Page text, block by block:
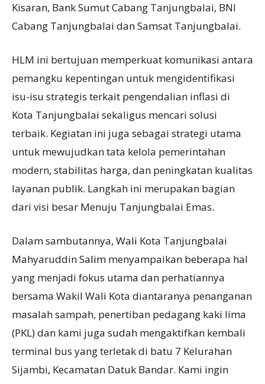
Kisaran, Bank Sumut Cabang Tanjungbalai, BNI
Cabang Tanjungbalai dan Samsat Tanjungbalai.
HLM ini bertujuan memperkuat komunikasi antara
pemangku kepentingan untuk mengidentifikasi
isu-isu strategis terkait pengendalian inflasi di
Kota Tanjungbalai sekaligus mencari solusi
terbaik. Kegiatan ini juga sebagai strategi utama
untuk mewujudkan tata kelola pemerintahan
modern, stabilitas harga, dan peningkatan kualitas
layanan publik. Langkah ini merupakan bagian
dari visi besar Menuju Tanjungbalai Emas.
Dalam sambutannya, Wali Kota Tanjungbalai
Mahyaruddin Salim menyampaikan beberapa hal
yang menjadi fokus utama dan perhatiannya
bersama Wakil Wali Kota diantaranya penanganan
masalah sampah, penertiban pedagang kaki lima
(PKL) dan kami juga sudah mengaktifkan kembali
terminal bus yang terletak di batu 7 Kelurahan
Sijambi, Kecamatan Datuk Bandar. Kami ingin